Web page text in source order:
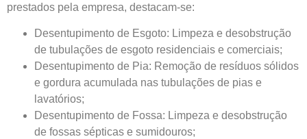
prestados pela empresa, destacam-se:
Desentupimento de Esgoto: Limpeza e desobstrução
de tubulações de esgoto residenciais e comerciais;
Desentupimento de Pia: Remoção de resíduos sólidos
e gordura acumulada nas tubulações de pias e
lavatórios;
Desentupimento de Fossa: Limpeza e desobstrução
de fossas sépticas e sumidouros;